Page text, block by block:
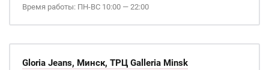
Время работы: ПН-ВС 10:00 — 22:00
Gloria Jeans, Минск, ТРЦ Galleria Minsk